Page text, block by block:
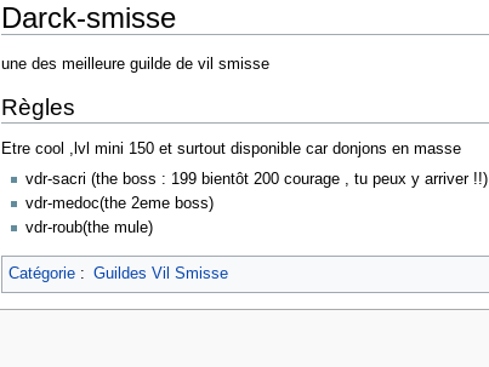
Darck-smisse
Aller
la
Aller
la
une des meilleure guilde de vil smisse
Règles
Etre cool ,lvl mini 150 et surtout disponible car donjons en masse
vdr-sacri (the boss : 199 bientôt 200 courage , tu peux y arriver !!)
vdr-medoc(the 2eme boss)
vdr-roub(the mule)
Catégorie: Guildes Vil Smisse